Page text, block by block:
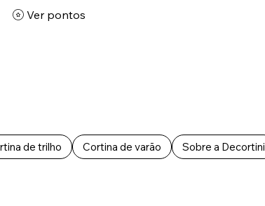
de trilho Cortina de varão Sobre a Decortini
Ver pontos